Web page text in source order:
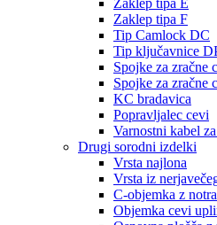
Zaklep tipa E
Zaklep tipa F
Tip Camlock DC
Tip ključavnice
Spojke za zračne
Spojke za zračne
KC bradavica
Popravljalec cevi
Varnostni kabel
Drugi sorodni izdelki
Vrsta najlona
Vrsta iz
C-objemka z
Objemka cevi